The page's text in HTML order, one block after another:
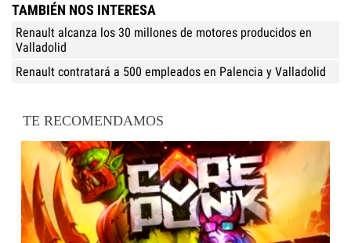
TAMBIÉN NOS INTERESA
Renault alcanza los 30 millones de motores producidos en
Valladolid
Renault contratará a 500 empleados en Palencia y Valladolid
TE RECOMENDAMOS